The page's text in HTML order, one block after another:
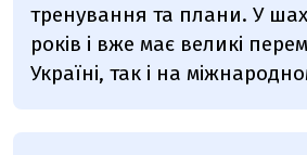
тренування та плани. У
років і вже має великі
Україні, так і на